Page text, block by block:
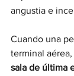
angustia e
Cuando una
terminal
sala de última